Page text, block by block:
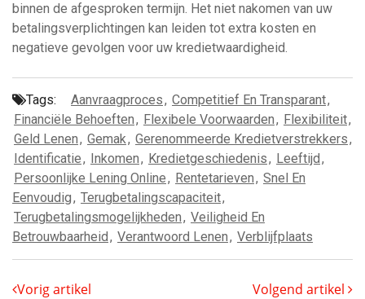
binnen de afgesproken termijn. Het niet nakomen van uw
betalingsverplichtingen kan leiden tot extra kosten en
negatieve gevolgen voor uw kredietwaardigheid.
Tags: Aanvraagproces, Competitief En Transparant,
Financiële Behoeften, Flexibele Voorwaarden, Flexibiliteit,
Geld Lenen, Gemak, Gerenommeerde Kredietverstrekkers,
Identificatie, Inkomen, Kredietgeschiedenis, Leeftijd,
Persoonlijke Lening Online, Rentetarieven, Snel En
Eenvoudig, Terugbetalingscapaciteit,
Terugbetalingsmogelijkheden, Veiligheid En
Betrouwbaarheid, Verantwoord Lenen, Verblijfplaats
Vorig artikel Volgend artikel